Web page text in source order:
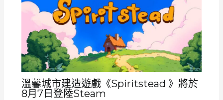
溫馨城市建造遊戲《Spiritstead 》將於
8月7日登陸Steam